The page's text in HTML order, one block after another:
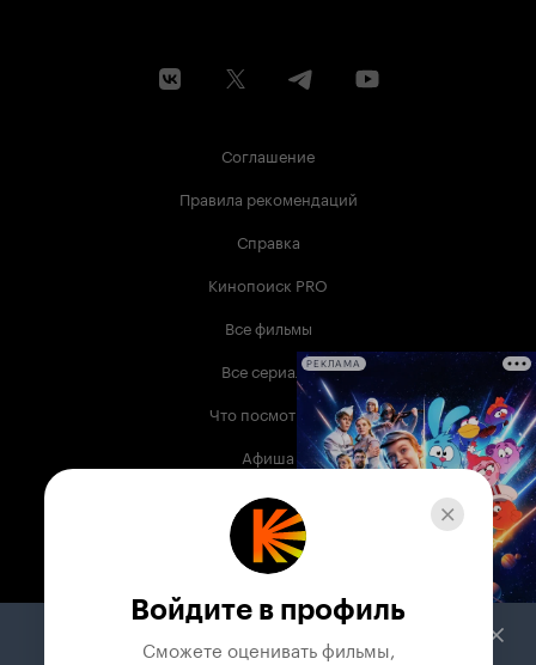
Соглашение
Правила рекомендаций
Справка
Кинопоиск PRO
Все фильмы
Все сериалы
Что посмотреть
Афиша
Музыка
Телепрограмма
Служба поддержки
РЕКЛАМА
Войдите в профиль
Сможете оценивать фильмы,